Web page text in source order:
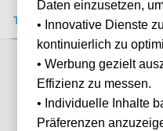
Tickets kaufen Event-Info
Verfügbare
Daten einzusetzen,
• Innovative Dienste
kontinuierlich zu
• Werbung gezielt
Effizienz zu messen.
• Individuelle Inhalte
Präferenzen